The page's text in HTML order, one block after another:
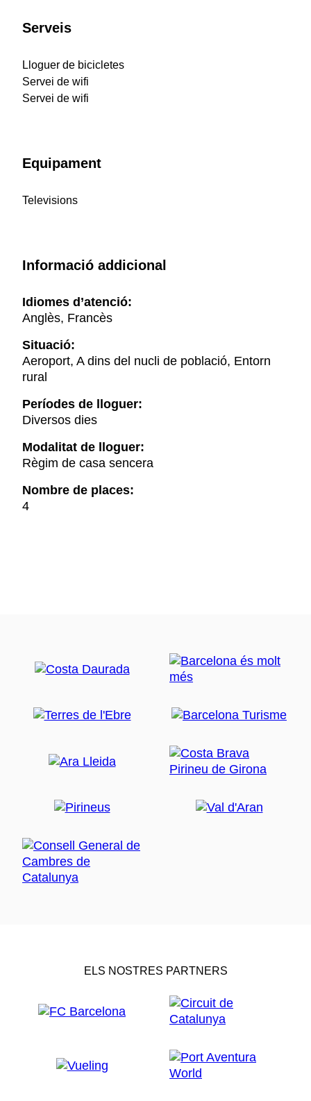
Serveis
Lloguer de bicicletes
Servei de wifi
Servei de wifi
Equipament
Televisions
Informació addicional
Idiomes d’atenció:
Anglès, Francès
Situació:
Aeroport, A dins del nucli de població, Entorn
rural
Períodes de lloguer:
Diversos dies
Modalitat de lloguer:
Règim de casa sencera
Nombre de places:
4
ELS NOSTRES PARTNERS